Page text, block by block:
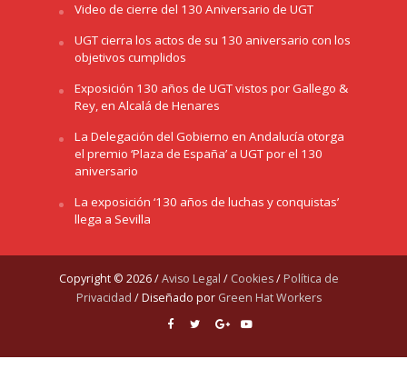
Video de cierre del 130 Aniversario de UGT
UGT cierra los actos de su 130 aniversario con los
objetivos cumplidos
Exposición 130 años de UGT vistos por Gallego &
Rey, en Alcalá de Henares
La Delegación del Gobierno en Andalucía otorga
el premio ‘Plaza de España’ a UGT por el 130
aniversario
La exposición ‘130 años de luchas y conquistas’
llega a Sevilla
Copyright © 2026 /Aviso Legal / Cookies/ Política de
Privacidad / Diseñado por Green Hat Workers